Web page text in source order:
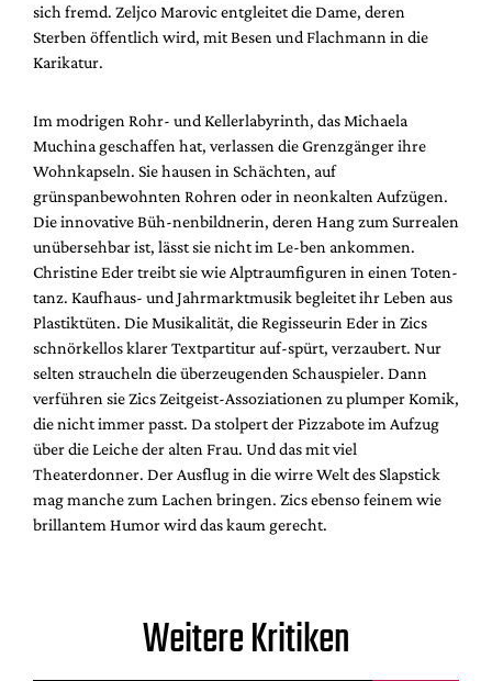
sich fremd. Zeljco Marovic entgleitet die Dame, deren
Sterben öffentlich wird, mit Besen und Flachmann in die
Karikatur.
Im modrigen Rohr- und Kellerlabyrinth, das Michaela
Muchina geschaffen hat, verlassen die Grenzgänger ihre
Wohnkapseln. Sie hausen in Schächten, auf
grünspanbewohnten Rohren oder in neonkalten Aufzügen.
Die innovative Büh-nenbildnerin, deren Hang zum Surrealen
unübersehbar ist, lässt sie nicht im Le-ben ankommen.
Christine Eder treibt sie wie Alptraumfiguren in einen Toten-
tanz. Kaufhaus- und Jahrmarktmusik begleitet ihr Leben aus
Plastiktüten. Die Musikalität, die Regisseurin Eder in Zics
schnörkellos klarer Textpartitur auf-spürt, verzaubert. Nur
selten straucheln die überzeugenden Schauspieler. Dann
verführen sie Zics Zeitgeist-Assoziationen zu plumper Komik,
die nicht immer passt. Da stolpert der Pizzabote im Aufzug
über die Leiche der alten Frau. Und das mit viel
Theaterdonner. Der Ausflug in die wirre Welt des Slapstick
mag manche zum Lachen bringen. Zics ebenso feinem wie
brillantem Humor wird das kaum gerecht.
Weitere Kritiken